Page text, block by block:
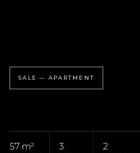
SALE — APARTMENT
57 m² 3 2